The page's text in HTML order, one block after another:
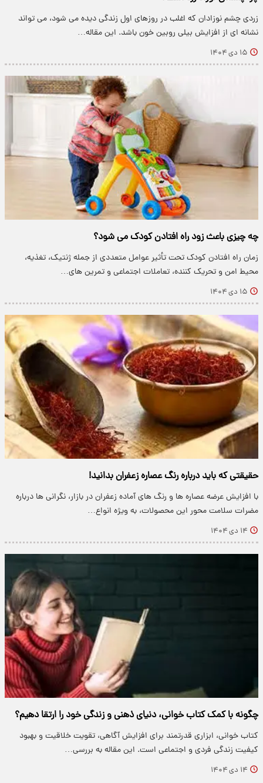
زردی چشم نوزادان که اغلب در روزهای اول زندگی دیده می شود، می تواند
نشانه ای از افزایش بیلی روبین خون باشد. این مقاله…
۱۵ دی ۱۴۰۴
چه چیزی باعث زود راه افتادن کودک می شود؟
زمان راه افتادن کودک تحت تأثیر عوامل متعددی از جمله ژنتیک، تغذیه،
محیط امن و تحریک کننده، تعاملات اجتماعی و تمرین های…
۱۵ دی ۱۴۰۴
حقیقتی که باید درباره رنگ عصاره زعفران بدانید!
با افزایش عرضه عصاره ها و رنگ های آماده زعفران در بازار، نگرانی ها درباره
مضرات سلامت محور این محصولات، به ویژه انواع…
۱۴ دی ۱۴۰۴
چگونه با کمک کتاب خوانی، دنیای ذهنی و زندگی خود را ارتقا دهیم؟
کتاب خوانی، ابزاری قدرتمند برای افزایش آگاهی، تقویت خلاقیت و بهبود
کیفیت زندگی فردی و اجتماعی است. این مقاله به بررسی…
۱۴ دی ۱۴۰۴